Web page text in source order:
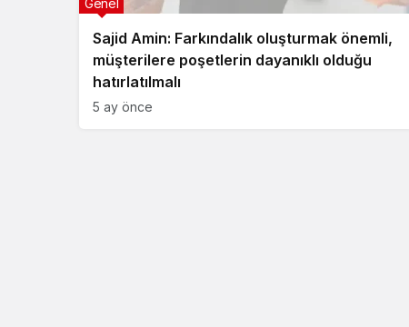
Sajid Amin: Farkındalık oluşturmak önemli,
müşterilere poşetlerin dayanıklı olduğu
hatırlatılmalı
Genel
5 ay önce